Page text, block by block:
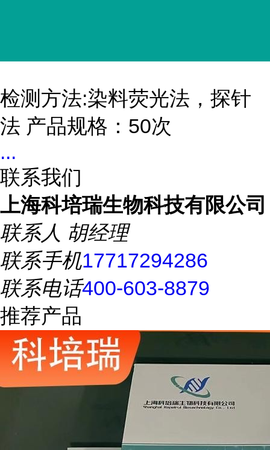
检测方法:染料荧光法，探针
法 产品规格：50次
...
联系我们
上海科培瑞生物科技有限公司
联系人 胡经理
联系手机17717294286
联系电话400-603-8879
推荐产品